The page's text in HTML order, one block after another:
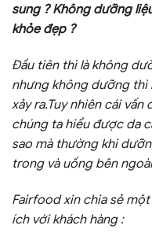
sung ? Không dưỡng
khỏe đẹp ?
Đầu tiên thì là không
nhưng không dưỡng thì
xảy ra.Tuy nhiên cái
chúng ta hiểu được da
sao mà thường khi
trong và uống bên
Fairfood xin chia sẻ
ích với khách hàng :